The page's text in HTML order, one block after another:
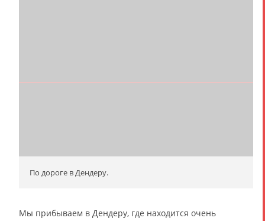
По дороге в Дендеру.
Мы прибываем в Дендеру, где находится очень